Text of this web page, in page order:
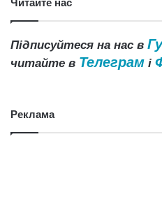
Підписуйтеся на нас в
читайте в Телеграм і
Реклама